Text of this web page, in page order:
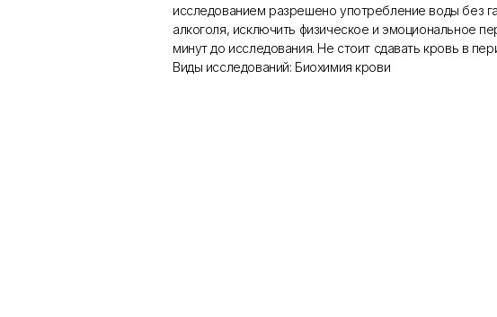
исследованием разрешено употребление воды без
алкоголя, исключить физическое и эмоциональное
минут до исследования. Не стоит сдавать кровь в
Виды исследований: Биохимия крови